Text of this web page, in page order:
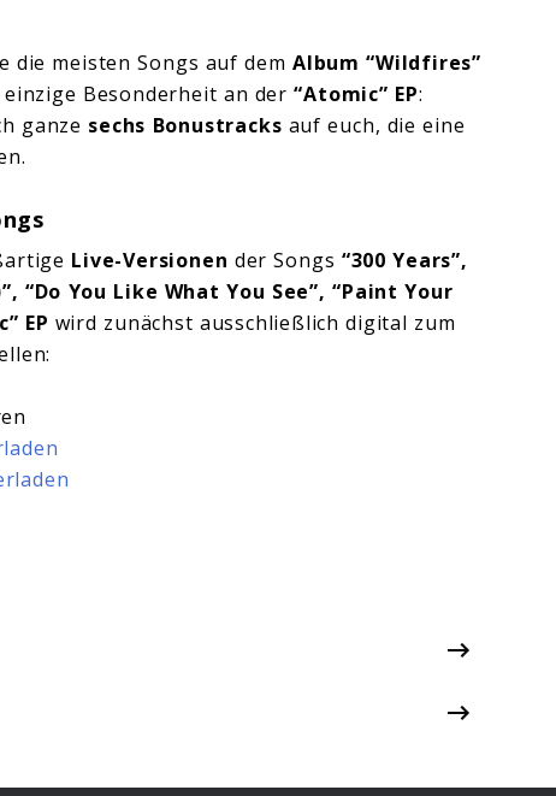
die meisten Songs auf dem Album “Wildfires”
Besonderheit an der“Atomic” EP:
ganze sechs Bonustracks auf euch, die eine
Live-Versionen der Songs “300 Years”,
You Like What You See”, “Paint Your
EP wird zunächst ausschließlich digital zum